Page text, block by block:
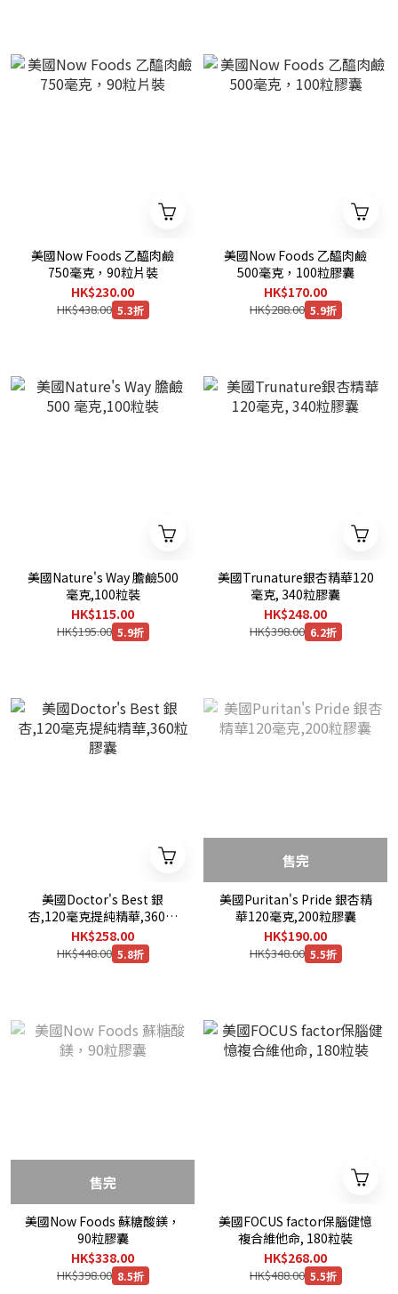
美國Now Foods 乙醯肉鹼
750毫克，90粒片裝
HK$230.00
HK$438.00 5.3折
美國Now Foods 乙醯肉鹼
500毫克，100粒膠囊
HK$170.00
HK$288.00 5.9折
美國Nature's Way 膽鹼500
毫克,100粒裝
HK$115.00
HK$195.00 5.9折
美國Trunature銀杏精華120
毫克, 340粒膠囊
HK$248.00
HK$398.00 6.2折
美國Doctor's Best 銀
杏,120毫克提純精華,360粒
膠囊
HK$258.00
HK$448.00 5.8折
售完
美國Puritan's Pride 銀杏精
華120毫克,200粒膠囊
HK$190.00
HK$348.00 5.5折
售完
美國Now Foods 蘇糖酸鎂，
90粒膠囊
HK$338.00
HK$398.00 8.5折
美國FOCUS factor保腦健憶
複合維他命, 180粒裝
HK$268.00
HK$488.00 5.5折